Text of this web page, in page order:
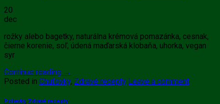
20
dec
rožky alebo bagetky, naturálna krémová pomazánka, cesnak,
čierne korenie, soľ, údená maďarská klobaňa, uhorka, vegan
syr
Continue reading →
Posted in Chuťovky, Zdravé recepty Leave a comment
Polievky, Zdravé recepty